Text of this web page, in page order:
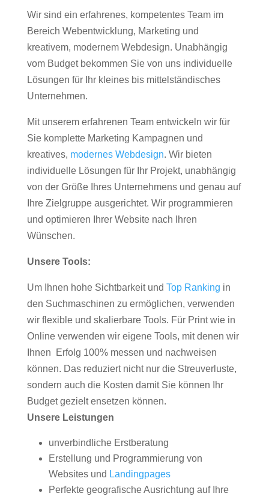
Wir sind ein erfahrenes, kompetentes Team im
Bereich Webentwicklung, Marketing und
kreativem, modernem Webdesign. Unabhängig
vom Budget bekommen Sie von uns individuelle
Lösungen für Ihr kleines bis mittelständisches
Unternehmen.
Mit unserem erfahrenen Team entwickeln wir für
Sie komplette Marketing Kampagnen und
kreatives, modernes Webdesign. Wir bieten
individuelle Lösungen für Ihr Projekt, unabhängig
von der Größe Ihres Unternehmens und genau auf
Ihre Zielgruppe ausgerichtet. Wir programmieren
und optimieren Ihrer Website nach Ihren
Wünschen.
Unsere Tools:
Um Ihnen hohe Sichtbarkeit und Top Ranking in
den Suchmaschinen zu ermöglichen, verwenden
wir flexible und skalierbare Tools. Für Print wie in
Online verwenden wir eigene Tools, mit denen wir
Ihnen Erfolg 100% messen und nachweisen
können. Das reduziert nicht nur die Streuverluste,
sondern auch die Kosten damit Sie können Ihr
Budget gezielt ensetzen können.
Unsere Leistungen
unverbindliche Erstberatung
Erstellung und Programmierung von
Websites und Landingpages
Perfekte geografische Ausrichtung auf Ihre